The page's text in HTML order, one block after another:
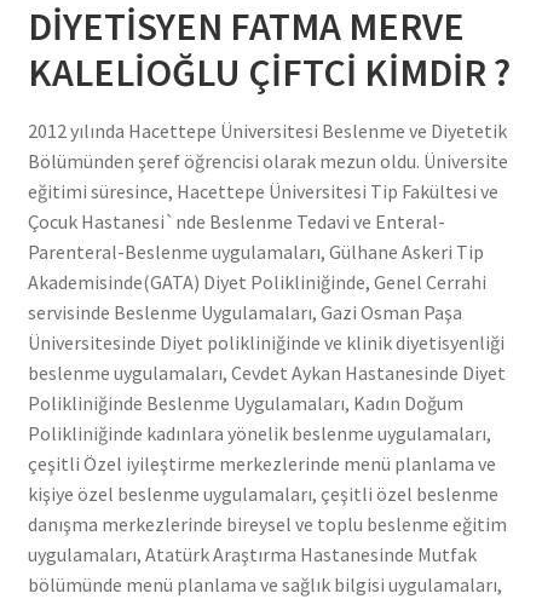
DİYETİSYEN FATMA MERVE
KALELİOĞLU ÇİFTCİ KİMDİR ?
2012 yılında Hacettepe Üniversitesi Beslenme ve Diyetetik
Bölümünden şeref öğrencisi olarak mezun oldu. Üniversite
eğitimi süresince, Hacettepe Üniversitesi Tip Fakültesi ve
Çocuk Hastanesi`nde Beslenme Tedavi ve Enteral-
Parenteral-Beslenme uygulamaları, Gülhane Askeri Tip
Akademisinde(GATA) Diyet Polikliniğinde, Genel Cerrahi
servisinde Beslenme Uygulamaları, Gazi Osman Paşa
Üniversitesinde Diyet polikliniğinde ve klinik diyetisyenliği
beslenme uygulamaları, Cevdet Aykan Hastanesinde Diyet
Polikliniğinde Beslenme Uygulamaları, Kadın Doğum
Polikliniğinde kadınlara yönelik beslenme uygulamaları,
çeşitli Özel iyileştirme merkezlerinde menü planlama ve
kişiye özel beslenme uygulamaları, çeşitli özel beslenme
danışma merkezlerinde bireysel ve toplu beslenme eğitim
uygulamaları, Atatürk Araştırma Hastanesinde Mutfak
bölümünde menü planlama ve sağlık bilgisi uygulamaları,